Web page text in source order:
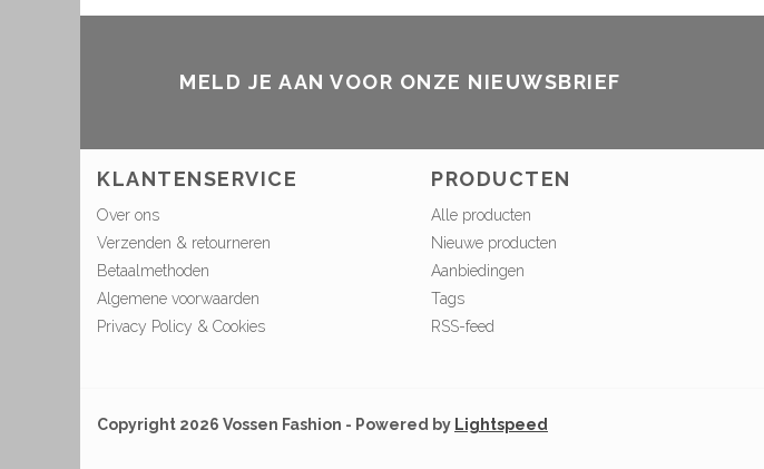
MELD JE AAN VOOR ONZE NIEUWSBRIEF
KLANTENSERVICE
Over ons
Verzenden & retourneren
Betaalmethoden
Algemene voorwaarden
Privacy Policy & Cookies
PRODUCTEN
Alle producten
Nieuwe producten
Aanbiedingen
Tags
RSS-feed
Copyright 2026 Vossen Fashion - Powered by Lightspeed